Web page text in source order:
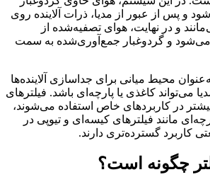
و پس از عبور از مدیا، ذرات آلاینده روی
و در نهایت، هوای تصفیه‌شده از
و گردوغبار جمع‌آوری‌شده به سمت
محیط میانی برای جداسازی آلاینده‌ها
می‌تواند کاغذی یا پارچه‌ای باشد. فیلترهای
بیشتر در کاربردهای خاص استفاده می‌شوند،
مانند فیلترهای کیسه‌ای و تیوپی در
کاربرد گسترده‌تری دارند.
چگونه است؟